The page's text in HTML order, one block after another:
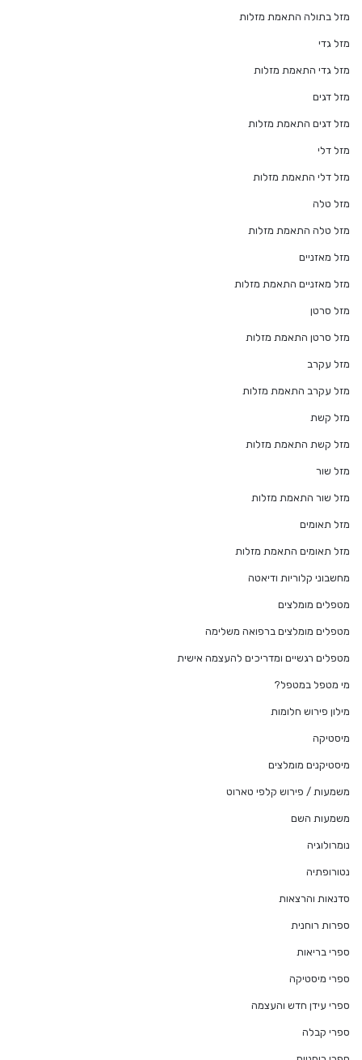
מזל בתולה התאמת מזלות
מזל גדי
מזל גדי התאמת מזלות
מזל דגים
מזל דגים התאמת מזלות
מזל דלי
מזל דלי התאמת מזלות
מזל טלה
מזל טלה התאמת מזלות
מזל מאזניים
מזל מאזניים התאמת מזלות
מזל סרטן
מזל סרטן התאמת מזלות
מזל עקרב
מזל עקרב התאמת מזלות
מזל קשת
מזל קשת התאמת מזלות
מזל שור
מזל שור התאמת מזלות
מזל תאומים
מזל תאומים התאמת מזלות
מחשבוני קלוריות ודיאטה
מטפלים מומלצים
מטפלים מומלצים ברפואה משלימה
מטפלים רגשיים ומדריכים להעצמה אישית
מי מטפל במטפל?
מילון פירוש חלומות
מיסטיקה
מיסטיקנים מומלצים
משמעות / פירוש קלפי טארוט
משמעות השם
נומרולוגיה
נטורופתיה
סדנאות והרצאות
ספרות רוחנית
ספרי בריאות
ספרי מיסטיקה
ספרי עידן חדש והעצמה
ספרי קבלה